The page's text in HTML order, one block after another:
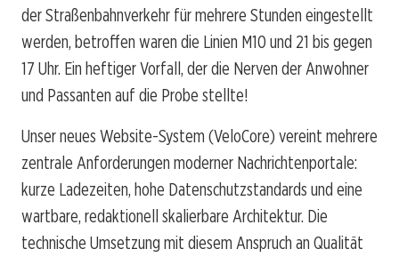
der Straßenbahnverkehr für mehrere Stunden eingestellt
werden, betroffen waren die Linien M10 und 21 bis gegen
17 Uhr. Ein heftiger Vorfall, der die Nerven der Anwohner
und Passanten auf die Probe stellte!
Unser neues Website-System (VeloCore) vereint mehrere
zentrale Anforderungen moderner Nachrichtenportale:
kurze Ladezeiten, hohe Datenschutzstandards und eine
wartbare, redaktionell skalierbare Architektur. Die
technische Umsetzung mit diesem Anspruch an Qualität